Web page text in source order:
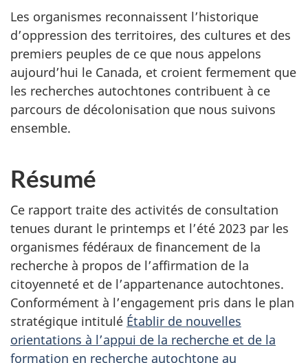
Les organismes reconnaissent l’historique
d’oppression des territoires, des cultures et des
premiers peuples de ce que nous appelons
aujourd’hui le Canada, et croient fermement que
les recherches autochtones contribuent à ce
parcours de décolonisation que nous suivons
ensemble.
Résumé
Ce rapport traite des activités de consultation
tenues durant le printemps et l’été 2023 par les
organismes fédéraux de financement de la
recherche à propos de l’affirmation de la
citoyenneté et de l’appartenance autochtones.
Conformément à l’engagement pris dans le plan
stratégique intitulé Établir de nouvelles
orientations à l’appui de la recherche et de la
formation en recherche autochtone au